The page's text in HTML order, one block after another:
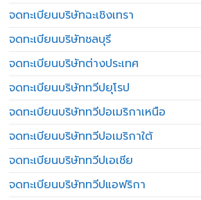
จดทะเบียนบริษัทฉะเชิงเทรา
จดทะเบียนบริษัทชลบุรี
จดทะเบียนบริษัทต่างประเทศ
จดทะเบียนบริษัททวีปยุโรป
จดทะเบียนบริษัททวีปอเมริกาเหนือ
จดทะเบียนบริษัททวีปอเมริกาใต้
จดทะเบียนบริษัททวีปเอเชีย
จดทะเบียนบริษัททวีปแอฟริกา